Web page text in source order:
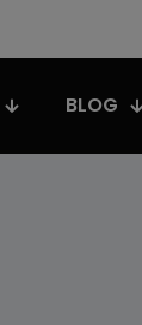
BLOG